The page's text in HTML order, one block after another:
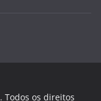
. Todos os direitos